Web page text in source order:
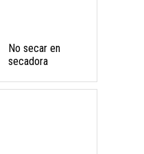
No secar en
secadora